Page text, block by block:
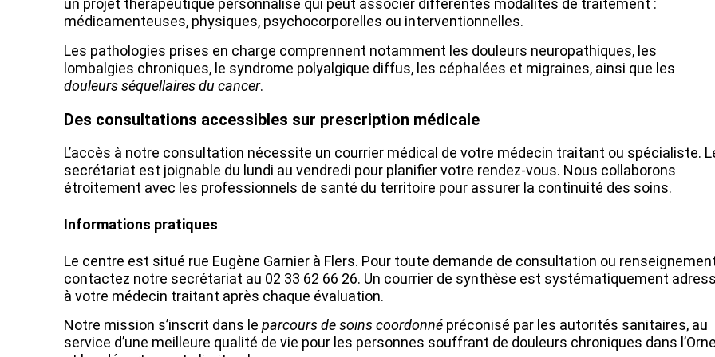
un projet thérapeutique personnalisé qui peut associer différentes modalités de traitement :
médicamenteuses, physiques, psychocorporelles ou interventionnelles.
Les pathologies prises en charge comprennent notamment les douleurs neuropathiques, les
lombalgies chroniques, le syndrome polyalgique diffus, les céphalées et migraines, ainsi que les
douleurs séquellaires du cancer.
Des consultations accessibles sur prescription médicale
L’accès à notre consultation nécessite un courrier médical de votre médecin traitant ou spécialiste.
secrétariat est joignable du lundi au vendredi pour planifier votre rendez-vous. Nous collaborons
étroitement avec les professionnels de santé du territoire pour assurer la continuité des soins.
Informations pratiques
Le centre est situé rue Eugène Garnier à Flers. Pour toute demande de consultation ou
contactez notre secrétariat au 02 33 62 66 26. Un courrier de synthèse est systématiquement
à votre médecin traitant après chaque évaluation.
Notre mission s’inscrit dans le parcours de soins coordonné préconisé par les autorités sanitaires, au
service d’une meilleure qualité de vie pour les personnes souffrant de douleurs chroniques dans l’Orne